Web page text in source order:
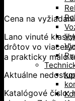
Cena na
Lano vinuté
drôtov vo
a prakticky málo
Aktuálne
Katalógové číslo: